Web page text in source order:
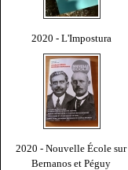
2020 - L'Impostura
2020 - Nouvelle École sur
Bernanos et Péguy